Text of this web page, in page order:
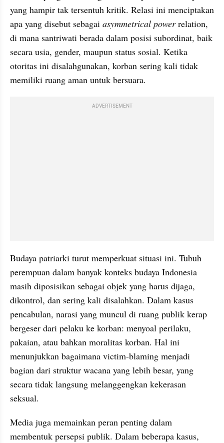
yang hampir tak tersentuh kritik. Relasi ini menciptakan
apa yang disebut sebagai asymmetrical power relation,
di mana santriwati berada dalam posisi subordinat, baik
secara usia, gender, maupun status sosial. Ketika
otoritas ini disalahgunakan, korban sering kali tidak
memiliki ruang aman untuk bersuara.
ADVERTISEMENT
Budaya patriarki turut memperkuat situasi ini. Tubuh
perempuan dalam banyak konteks budaya Indonesia
masih diposisikan sebagai objek yang harus dijaga,
dikontrol, dan sering kali disalahkan. Dalam kasus
pencabulan, narasi yang muncul di ruang publik kerap
bergeser dari pelaku ke korban: menyoal perilaku,
pakaian, atau bahkan moralitas korban. Hal ini
menunjukkan bagaimana victim-blaming menjadi
bagian dari struktur wacana yang lebih besar, yang
secara tidak langsung melanggengkan kekerasan
seksual.
Media juga memainkan peran penting dalam
membentuk persepsi publik. Dalam beberapa kasus,